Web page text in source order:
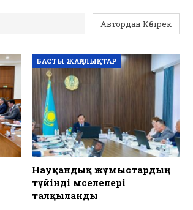
Автордан Көбірек
БАСТЫ ЖАҢАЛЫҚТАР
Науқандық жұмыстардың
түйінді мәселелері
талқыланды